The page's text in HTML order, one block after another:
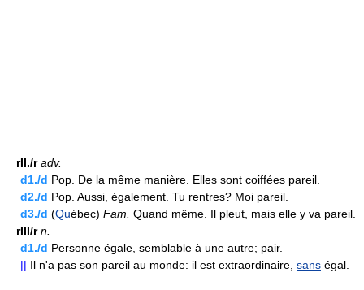
rII./r adv.
d1./d Pop. De la même manière. Elles sont coiffées pareil.
d2./d Pop. Aussi, également. Tu rentres? Moi pareil.
d3./d (Québec) Fam. Quand même. Il pleut, mais elle y va pareil.
rIII/r n.
d1./d Personne égale, semblable à une autre; pair.
|| Il n'a pas son pareil au monde: il est extraordinaire, sans égal.